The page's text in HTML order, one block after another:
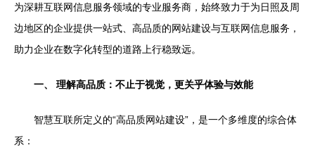
为深耕互联网信息服务领域的专业服务商，始终致力于为日照及周
边地区的企业提供一站式、高品质的网站建设与互联网信息服务，
助力企业在数字化转型的道路上行稳致远。
一、 理解高品质：不止于视觉，更关乎体验与效能
智慧互联所定义的“高品质网站建设”，是一个多维度的综合体
系：